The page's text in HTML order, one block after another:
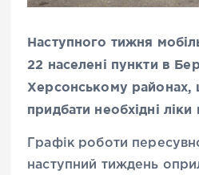
Наступного тижня
22 населені пункти в
Херсонському
придбати необхідні
Графік роботи
наступний тиждень